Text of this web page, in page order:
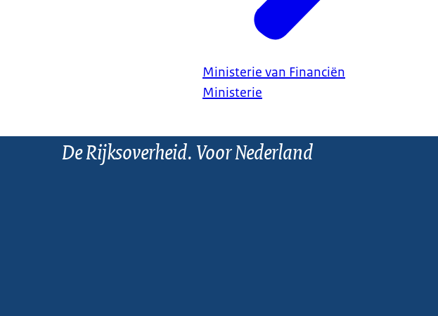
Ministerie van Financiën
Ministerie
De Rijksoverheid. Voor Nederland